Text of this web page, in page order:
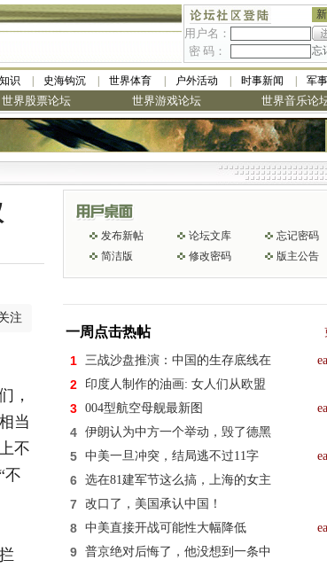
用户名：
密 码：
忘
识 史海钩沉 世界体育 户外活动 时事新闻 军
世界股票论坛 世界游戏论坛 世界音乐论
注
，
当
不
不
发布新帖 论坛文库
忘记密码
简洁版
修改密码 版主公告
一周点击热帖
1 三战沙盘推演：中国的生存底线在
2 印度人制作的油画: 女人们从欧盟
3 004型航空母舰最新图
4 伊朗认为中方一个举动，毁了德黑
5 中美一旦冲突，结局逃不过11字
6 选在81建军节这么搞，上海的女主
7 改口了，美国承认中国！
8 中美直接开战可能性大幅降低
9 普京绝对后悔了，他没想到一条中